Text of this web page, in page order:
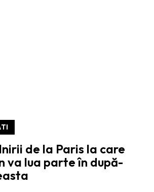
de la Paris la care
va lua parte în după-